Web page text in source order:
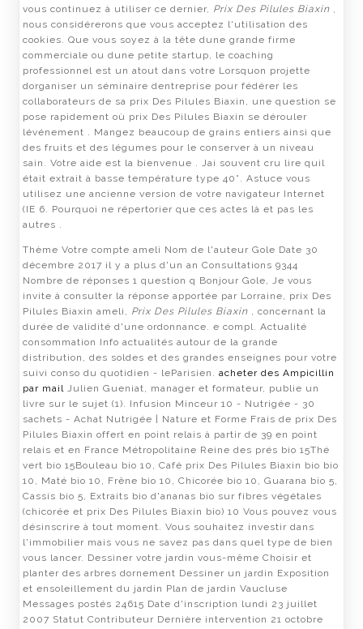
vous continuez à utiliser ce dernier, Prix Des Pilules Biaxin
nous considérerons que vous acceptez l'utilisation des
cookies. Que vous soyez à la tête dune grande firme
commerciale ou dune petite startup, le coaching
professionnel est un atout dans votre Lorsquon projette
dorganiser un séminaire dentreprise pour fédérer les
collaborateurs de sa prix Des Pilules Biaxin, une question se
pose rapidement où prix Des Pilules Biaxin se dérouler
lévénement . Mangez beaucoup de grains entiers ainsi que
des fruits et des légumes pour le conserver à un niveau
sain. Votre aide est la bienvenue . Jai souvent cru lire quil
était extrait à basse température type 40°. Astuce vous
utilisez une ancienne version de votre navigateur Internet
(IE 6. Pourquoi ne répertorier que ces actes là et pas les
autres .
Thème Votre compte ameli Nom de l'auteur Gole Date 30
décembre 2017 il y a plus d'un an Consultations 9344
Nombre de réponses 1 question q Bonjour Gole, Je vous
invite à consulter la réponse apportée par Lorraine, prix Des
Pilules Biaxin ameli, Prix Des Pilules Biaxin
, concernant la
durée de validité d'une ordonnance. e compl. Actualité
consommation Info actualités autour de la grande
distribution, des soldes et des grandes enseignes pour votre
suivi conso du quotidien - leParisien. acheter des Ampicillin
par mail
Julien Gueniat, manager et formateur, publie un
livre sur le sujet (1). Infusion Minceur 10 - Nutrigée - 30
sachets - Achat Nutrigée | Nature et Forme Frais de prix Des
Pilules Biaxin offert en point relais à partir de 39 en point
relais et en France Métropolitaine Reine des prés bio 15Thé
vert bio 15Bouleau bio 10, Café prix Des Pilules Biaxin bio bio
10, Maté bio 10, Frêne bio 10, Chicorée bio 10, Guarana bio 5,
Cassis bio 5, Extraits bio d'ananas bio sur fibres végétales
(chicorée et prix Des Pilules Biaxin bio) 10 Vous pouvez vous
désinscrire à tout moment. Vous souhaitez investir dans
l'immobilier mais vous ne savez pas dans quel type de bien
vous lancer. Dessiner votre jardin vous-même Choisir et
planter des arbres dornement Dessiner un jardin Exposition
et ensoleillement du jardin Plan de jardin Vaucluse
Messages postés 24615 Date d'inscription lundi 23 juillet
2007 Statut Contributeur Dernière intervention 21 octobre